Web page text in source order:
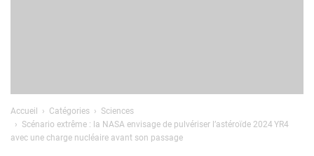
Accueil Catégories
Sciences
Scénario extrême : la NASA envisage de pulvériser l’astéroïde 2024 YR4
avec une charge nucléaire avant son passage